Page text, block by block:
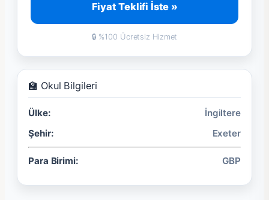
Fiyat Teklifi İste »
🔒 %100 Ücretsiz Hizmet
🏫 Okul Bilgileri
Ülke:
İngiltere
Şehir:
Exeter
Para Birimi: GBP